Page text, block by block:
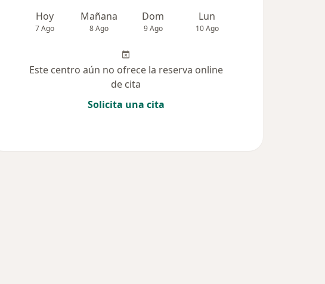
Hoy
7 Ago
Mañana
8 Ago
Dom
9 Ago
Lun
10 Ago
Este centro aún no ofrece la reserva online
de cita
Solicita una cita